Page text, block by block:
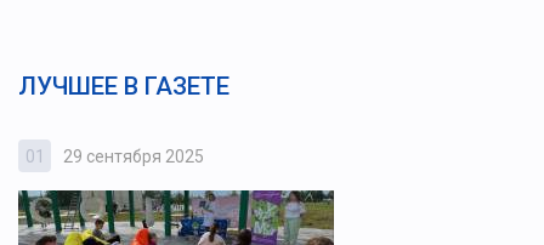
ЛУЧШЕЕ В ГАЗЕТЕ
01 29 сентября 2025